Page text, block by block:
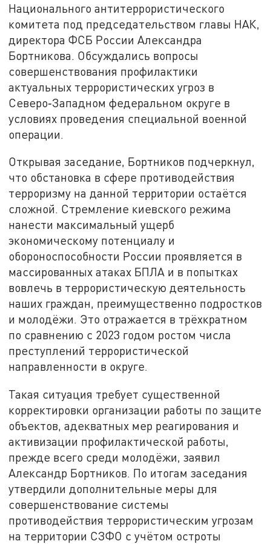
Национального антитеррористического
комитета под председательством главы НАК,
директора ФСБ России Александра
Бортникова. Обсуждались вопросы
совершенствования профилактики
актуальных террористических угроз в
Северо‑Западном федеральном округе в
условиях проведения специальной военной
операции.
Открывая заседание, Бортников подчеркнул,
что обстановка в сфере противодействия
терроризму на данной территории остаётся
сложной. Стремление киевского режима
нанести максимальный ущерб
экономическому потенциалу и
обороноспособности России проявляется в
массированных атаках БПЛА и в попытках
вовлечь в террористическую деятельность
наших граждан, преимущественно подростков
и молодёжи. Это отражается в трёхкратном
по сравнению с 2023 годом ростом числа
преступлений террористической
направленности в округе.
Такая ситуация требует существенной
корректировки организации работы по защите
объектов, адекватных мер реагирования и
активизации профилактической работы,
прежде всего среди молодёжи, заявил
Александр Бортников. По итогам заседания
утвердили дополнительные меры для
совершенствование системы
противодействия террористическим угрозам
на территории СЗФО с учётом остроты